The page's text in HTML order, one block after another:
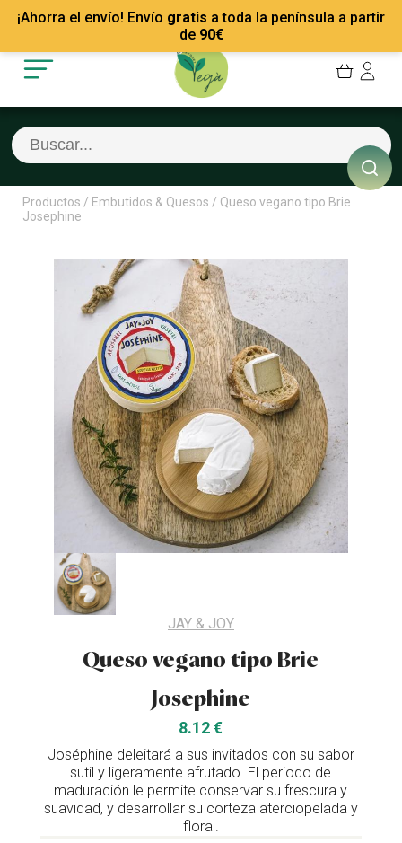
¡Ahorra el envío! Envío gratis a toda la península a partir
de 90€
Mis Pedidos
Mis favoritos
Cerrar sesión
Recetas
Empresas
Contacto
Productos / Embutidos & Quesos / Queso vegano tipo Brie
Josephine
JAY & JOY
Queso vegano tipo Brie
Josephine
8.12 €
Joséphine deleitará a sus invitados con su sabor
sutil y ligeramente afrutado. El periodo de
maduración le permite conservar su frescura y
suavidad, y desarrollar su corteza aterciopelada y
floral.